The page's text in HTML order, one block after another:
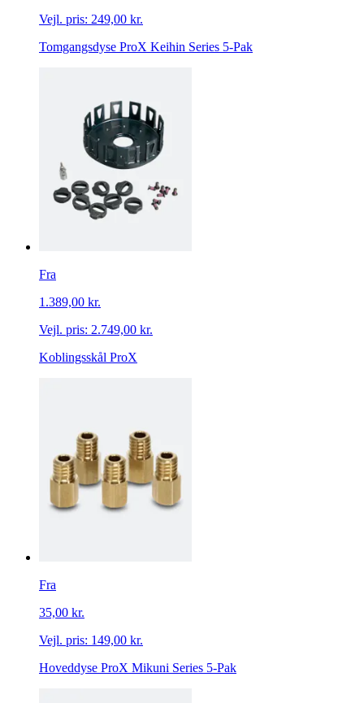
Vejl. pris: 249,00 kr.
Tomgangsdyse ProX Keihin Series 5-Pak
Fra
1.389,00 kr.
Vejl. pris: 2.749,00 kr.
Koblingsskål ProX
Fra
35,00 kr.
Vejl. pris: 149,00 kr.
Hoveddyse ProX Mikuni Series 5-Pak